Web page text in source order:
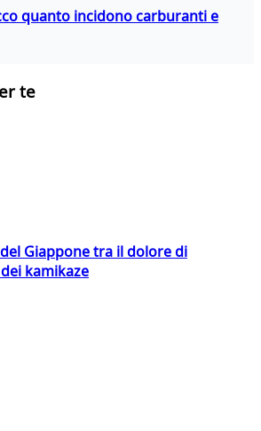
quanto incidono carburanti e
te
Giappone tra il dolore di
kamikaze